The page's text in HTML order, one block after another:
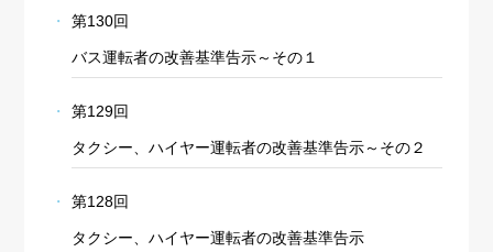
第130回
バス運転者の改善基準告示～その１
第129回
タクシー、ハイヤー運転者の改善基準告示～その２
第128回
タクシー、ハイヤー運転者の改善基準告示